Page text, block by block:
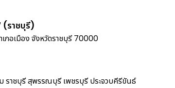
(ราชบุรี)
เภอเมือง จังหวัดราชบุรี 70000
าชบุรี สุพรรณบุรี เพชรบุรี ประจวบคีรีขันธ์